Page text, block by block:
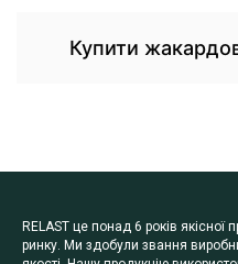
Купити
RELAST це понад 6 років
ринку. Ми здобули звання